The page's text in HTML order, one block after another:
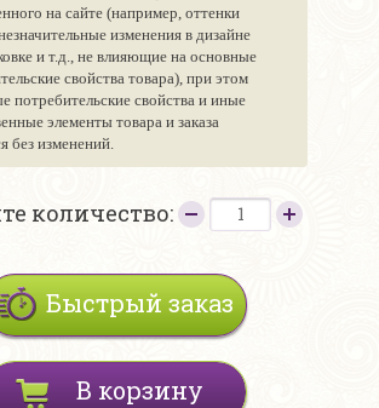
на сайте (например, оттенки
изменения в дизайне
и т.д., не влияющие на основные
свойства товара), при этом
потребительские свойства и иные
элементы товара и заказа
без изменений.
количество:
Быстрый заказ
В корзину